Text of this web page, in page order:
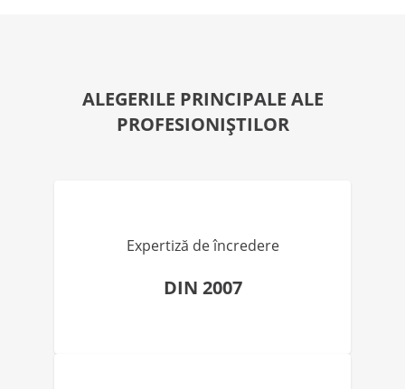
ALEGERILE PRINCIPALE ALE
PROFESIONIȘTILOR
Expertiză de încredere
DIN 2007